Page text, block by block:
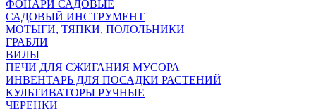
ФОНАРИ САДОВЫЕ
САДОВЫЙ ИНСТРУМЕНТ
МОТЫГИ, ТЯПКИ, ПОЛОЛЬНИКИ
ГРАБЛИ
ВИЛЫ
ПЕЧИ ДЛЯ СЖИГАНИЯ МУСОРА
ИНВЕНТАРЬ ДЛЯ ПОСАДКИ РАСТЕНИЙ
КУЛЬТИВАТОРЫ РУЧНЫЕ
ЧЕРЕНКИ